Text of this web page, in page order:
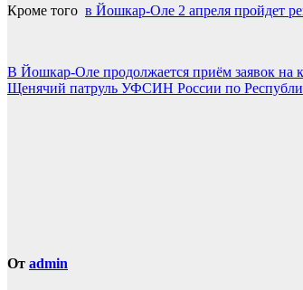
Кроме того в Йошкар-Оле 2 апреля пройдет
Навигация
по
В Йошкар-Оле продолжается приём заявок на
Щенячий патруль УФСИН России по
От admin